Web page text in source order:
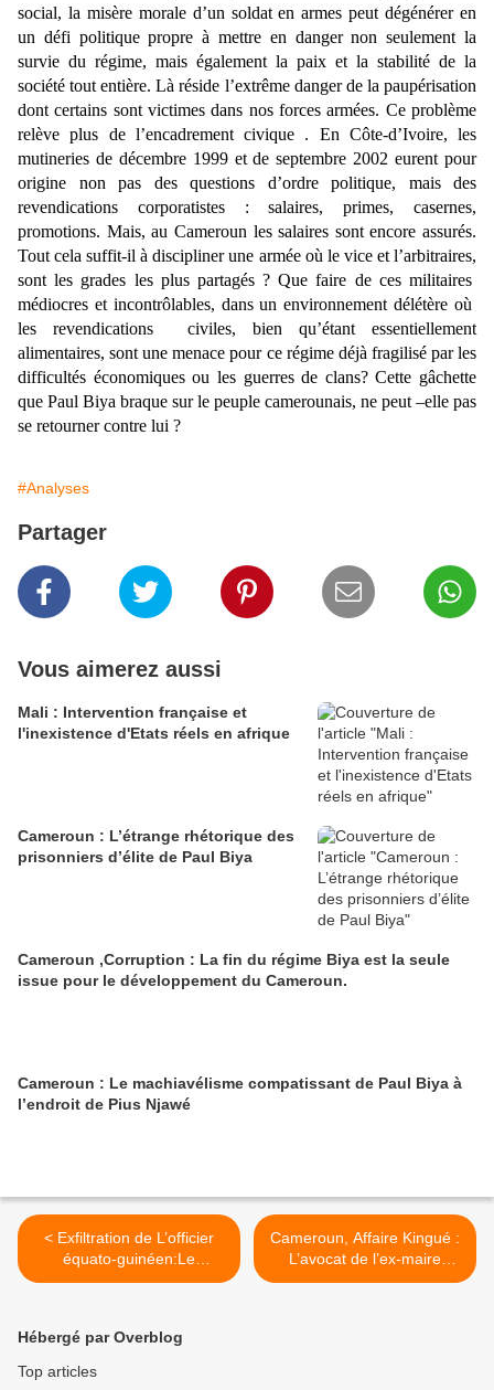
social, la misère morale d’un soldat en armes peut dégénérer en
un défi politique propre à mettre en danger non seulement la
survie du régime, mais également la paix et la stabilité de la
société tout entière. Là réside l’extrême danger de la paupérisation
dont certains sont victimes dans nos forces armées. Ce problème
relève plus de l’encadrement civique . En Côte-d’Ivoire, les
mutineries de décembre 1999 et de septembre 2002 eurent pour
origine non pas des questions d’ordre politique, mais des
revendications corporatistes : salaires, primes, casernes,
promotions. Mais, au Cameroun les salaires sont encore assurés.
Tout cela suffit-il à discipliner une armée où le vice et l’arbitraires,
sont les grades les plus partagés ? Que faire de ces militaires
médiocres et incontrôlables, dans un environnement délétère où
les revendications civiles, bien qu’étant essentiellement
alimentaires, sont une menace pour ce régime déjà fragilisé par les
difficultés économiques ou les guerres de clans? Cette gâchette
que Paul Biya braque sur le peuple camerounais, ne peut –elle pas
se retourner contre lui ?
#Analyses
Partager
Vous aimerez aussi
Mali : Intervention française et
l'inexistence d'Etats réels en afrique
Cameroun : L’étrange rhétorique des
prisonniers d’élite de Paul Biya
Cameroun ,Corruption : La fin du régime Biya est la seule
issue pour le développement du Cameroun.
Cameroun : Le machiavélisme compatissant de Paul Biya à
l’endroit de Pius Njawé
< Exfiltration de L’officier
équato-guinéen:Le
gouvernement panique!
Cameroun, Affaire Kingué :
L’avocat de l’ex-maire
victime de harcèlement >
Hébergé par Overblog
Top articles